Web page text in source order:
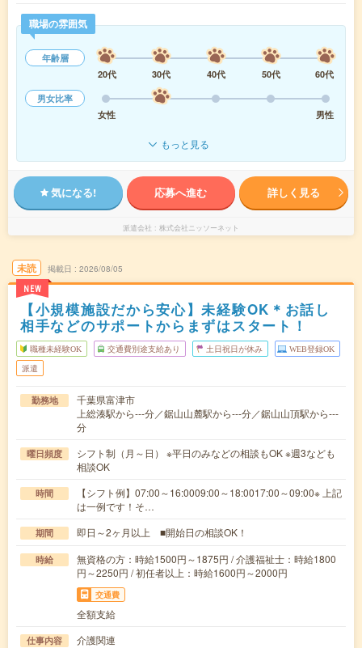
職場の雰囲気
年齢層
20代
30代 40代 50代
60代
男女比率
女性
男性
もっと見る
気になる! 応募へ進む 詳しく見る
派遣会社 株式会社ニッソーネット
未読
NEW
掲載日 2026/08/05
【小規模施設だから安心】未経験OK＊お話し
相手などのサポートからまずはスタート！
職種未経験OK 交通費別途支給あり 土日祝日が休み WEB登録OK
派遣
勤務地
千葉県富津市
上総湊駅から---分／鋸山山麓駅から---分／鋸山山頂駅から---
分
曜日頻度
シフト制（月～日） ※平日のみなどの相談もOK ※週3なども
相談OK
時間
【シフト例】07:00～16:0009:00～18:0017:00～09:00※ 上記
は一例です！そ…
期間 即日～2ヶ月以上 ■開始日の相談OK！
時給
無資格の方：時給1500円～1875円 / 介護福祉士：時給1800
円～2250円 / 初任者以上：時給1600円～2000円
交通費
全額支給
仕事内容
介護関連